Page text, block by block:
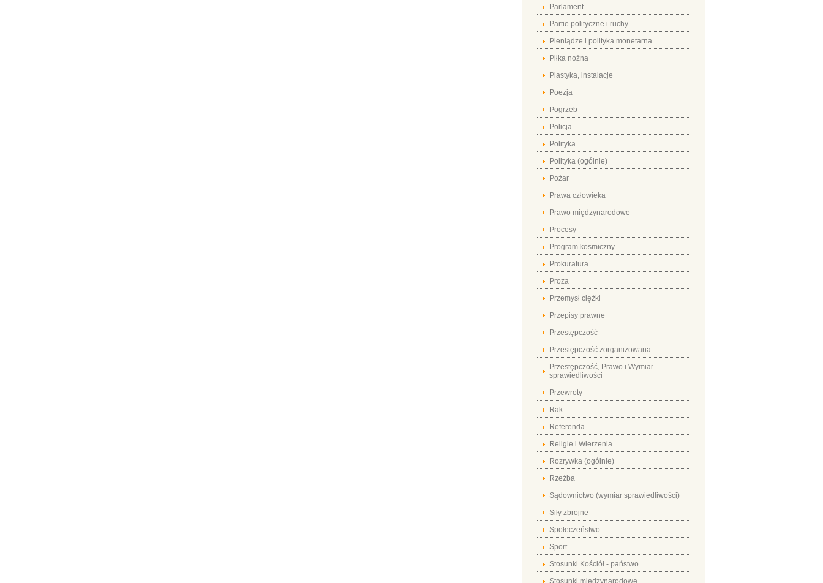
Parlament
Partie polityczne i ruchy
Pieniądze i polityka monetarna
Piłka nożna
Plastyka, instalacje
Poezja
Pogrzeb
Policja
Polityka
Polityka (ogólnie)
Pożar
Prawa człowieka
Prawo międzynarodowe
Procesy
Program kosmiczny
Prokuratura
Proza
Przemysł ciężki
Przepisy prawne
Przestępczość
Przestępczość zorganizowana
Przestępczość, Prawo i Wymiar
sprawiedliwości
Przewroty
Rak
Referenda
Religie i Wierzenia
Rozrywka (ogólnie)
Rzeźba
Sądownictwo (wymiar sprawiedliwości)
Siły zbrojne
Społeczeństwo
Sport
Stosunki Kościół - państwo
Stosunki międzynarodowe